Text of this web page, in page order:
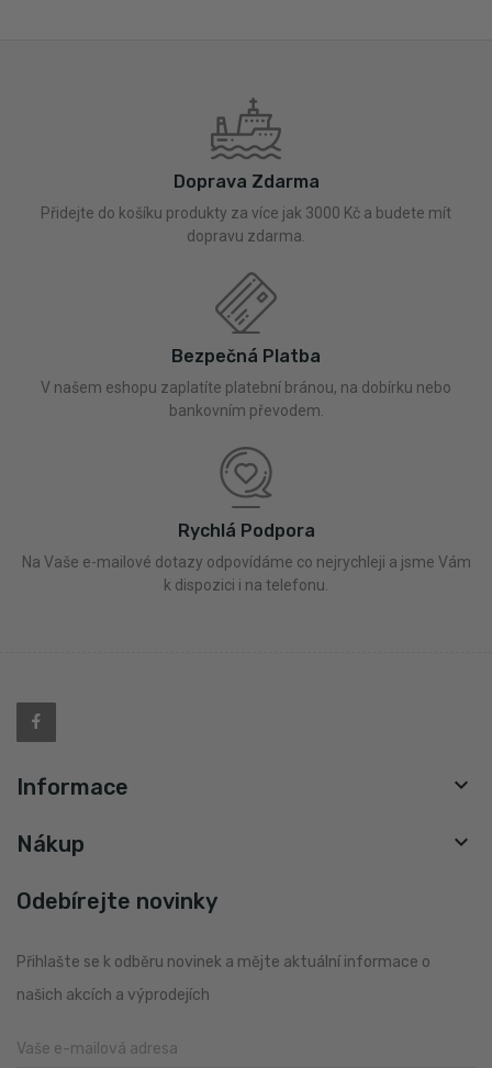
Doprava Zdarma
Přidejte do košíku produkty za více jak 3000 Kč a budete mít
dopravu zdarma.
Bezpečná Platba
V našem eshopu zaplatíte platební bránou, na dobírku nebo
bankovním převodem.
Rychlá Podpora
Na Vaše e-mailové dotazy odpovídáme co nejrychleji a jsme Vám
k dispozici i na telefonu.
Informace 
Nákup 
Odebírejte novinky
Přihlašte se k odběru novinek a mějte aktuální informace o
našich akcích a výprodejích